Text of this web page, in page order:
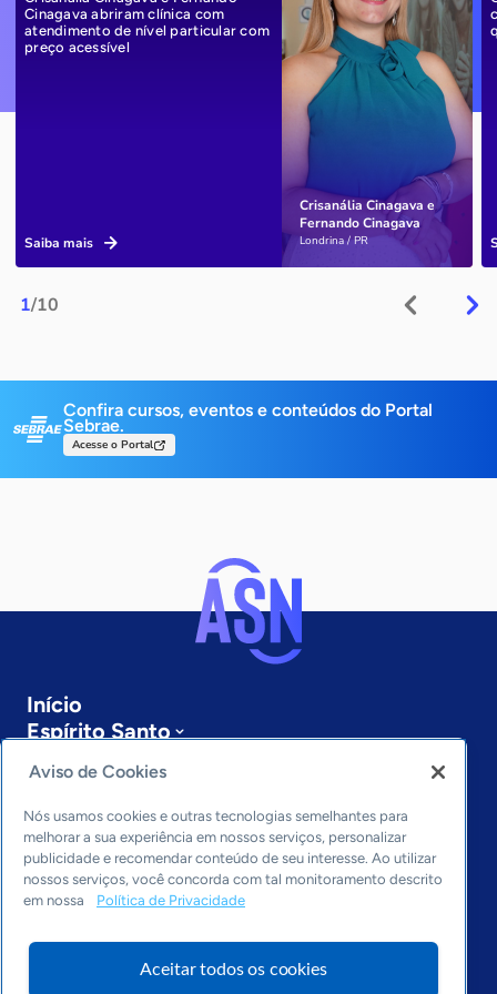
1/10
Crisanália Cinagava e
Fernando Cinagava
Londrina / PR
Cinagava abriram clínica com
atendimento de nível particular com
preço acessível
Saiba mais
Confira cursos, eventos e conteúdos do Portal
Sebrae.
Acesse o Portal
Início
Espírito Santo
Sobre a ASN
Últimas notícias
Entre em contato
Editorias
Economia & Política
Inovação & Tecnologia
Cultura empreendedora
Arquivo
Aviso de Cookies
Nós usamos cookies e outras tecnologias semelhantes para
melhorar a sua experiência em nossos serviços, personalizar
publicidade e recomendar conteúdo de seu interesse. Ao utilizar
nossos serviços, você concorda com tal monitoramento descrito
em nossa
Política de Privacidade
Aceitar todos os cookies